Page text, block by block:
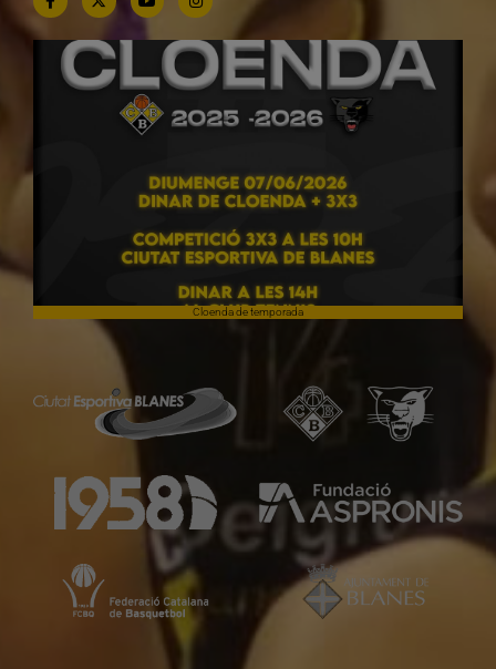
Cloenda de temporada